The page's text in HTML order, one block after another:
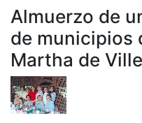
Almuerzo de
de municipios
Martha de